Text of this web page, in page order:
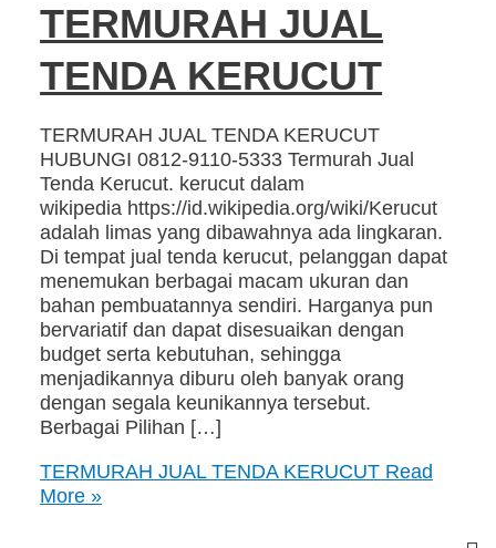
TERMURAH JUAL
TENDA KERUCUT
TERMURAH JUAL TENDA KERUCUT
HUBUNGI 0812-9110-5333 Termurah Jual
Tenda Kerucut. kerucut dalam
wikipedia https://id.wikipedia.org/wiki/Kerucut
adalah limas yang dibawahnya ada lingkaran.
Di tempat jual tenda kerucut, pelanggan dapat
menemukan berbagai macam ukuran dan
bahan pembuatannya sendiri. Harganya pun
bervariatif dan dapat disesuaikan dengan
budget serta kebutuhan, sehingga
menjadikannya diburu oleh banyak orang
dengan segala keunikannya tersebut.
Berbagai Pilihan […]
TERMURAH JUAL TENDA KERUCUT Read
More »